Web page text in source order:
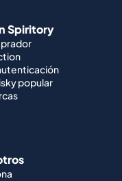
Spiritory
popular